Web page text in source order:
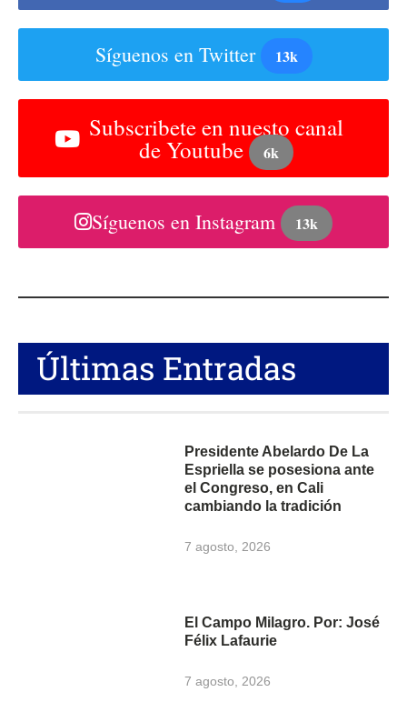
Síguenos en Twitter 13k
Subscribete en nuesto canal
de Youtube 6k
Síguenos en Instagram 13k
Últimas Entradas
Presidente Abelardo De La
Espriella se posesiona ante
el Congreso, en Cali
cambiando la tradición
7 agosto, 2026
El Campo Milagro. Por: José
Félix Lafaurie
7 agosto, 2026